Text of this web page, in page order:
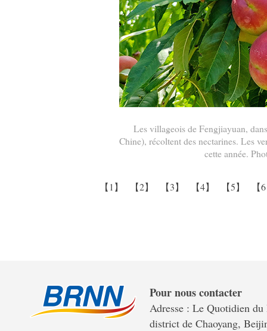
Les villageois de Fengjiayuan,
Chine), récoltent des nectarines. Les
cette année.
【1】 【2】 【3】 【4】 【5】
Pour nous contacter
Adresse : Le Quotidien
district de Chaoyang,